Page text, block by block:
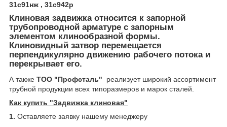
31с91нж , 31с942р
Клиновая задвижка относится к запорной
трубопроводной арматуре с запорным
элементом клинообразной формы.
Клиновидный затвор перемещается
перпендикулярно движению рабочего потока и
перекрывает его.
А также ТОО "Профсталь" реализует широкий ассортимент
трубной продукции всех типоразмеров и марок сталей.
Как купить "Задвижка клиновая"
1. Оставляете заявку нашему менеджеру